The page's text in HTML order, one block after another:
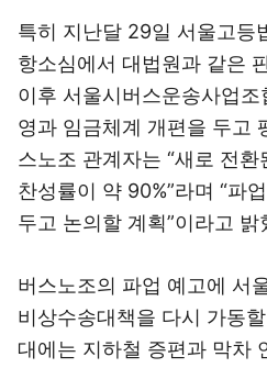
특히 지난달 29일 서울고등
항소심에서 대법원과 같은
이후 서울시버스운송사업
영과 임금체계 개편을 두고
스노조 관계자는 “새로 전
찬성률이 약 90%”라며 “파
두고 논의할 계획”이라고 밝
버스노조의 파업 예고에 서
비상수송대책을 다시 가동
대에는 지하철 증편과 막차